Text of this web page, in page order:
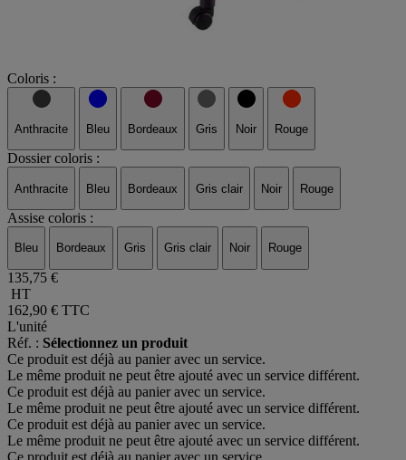
Coloris :
Anthracite Bleu Bordeaux Gris Noir Rouge
Dossier coloris :
Anthracite Bleu Bordeaux Gris clair Noir Rouge
Assise coloris :
Bleu Bordeaux Gris Gris clair Noir Rouge
135,75 €
HT
162,90 € TTC
L'unité
Réf. : Sélectionnez un produit
Ce produit est déjà au panier avec un service.
Le même produit ne peut être ajouté avec un service différent.
Ce produit est déjà au panier avec un service.
Le même produit ne peut être ajouté avec un service différent.
Ce produit est déjà au panier avec un service.
Le même produit ne peut être ajouté avec un service différent.
Ce produit est déjà au panier avec un service.